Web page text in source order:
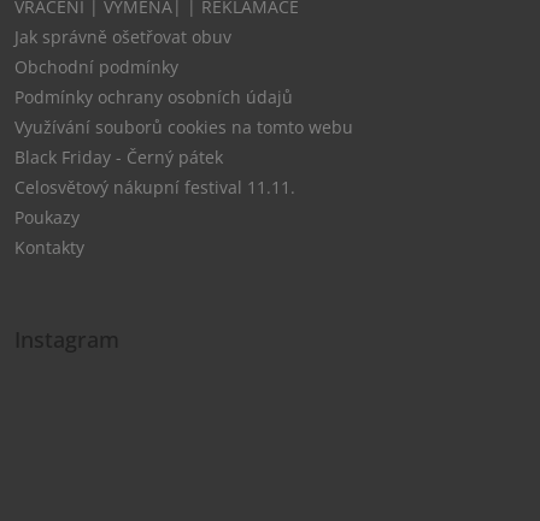
VRÁCENÍ | VÝMĚNA| | REKLAMACE
Jak správně ošetřovat obuv
Obchodní podmínky
Podmínky ochrany osobních údajů
Využívání souborů cookies na tomto webu
Black Friday - Černý pátek
Celosvětový nákupní festival 11.11.
Poukazy
Kontakty
Instagram